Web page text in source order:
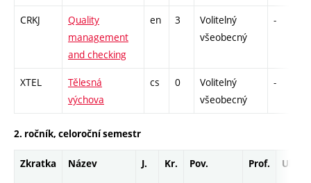
CRKJ
Quality
management
and checking
en 3
Volitelný
všeobecný
-
XTEL
Tělesná
výchova
cs 0
Volitelný
všeobecný
-
2. ročník, celoroční semestr
Zkratka Název J. Kr. Pov. Prof. Uk.